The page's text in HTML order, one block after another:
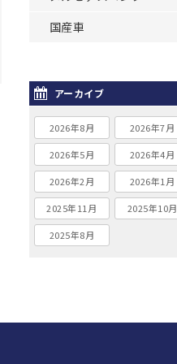
国産車
アーカイブ
2026年8月 2026年7月
2026年5月 2026年4月
2026年2月 2026年1月
2025年11月 2025年10月
2025年8月